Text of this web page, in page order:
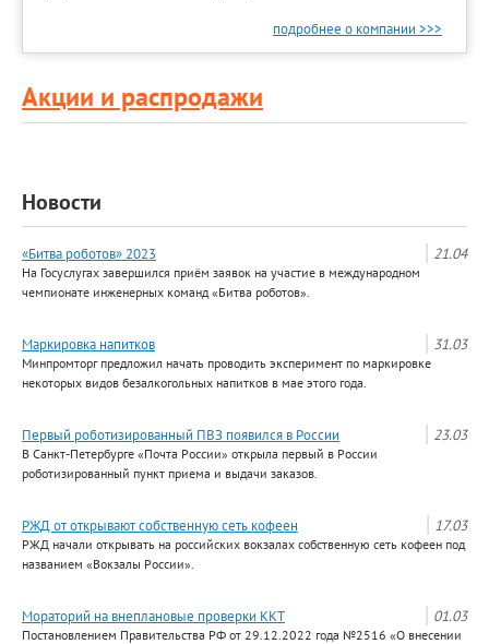
подробнее о компании >>>
Акции и распродажи
Новости
21.04
«Битва роботов» 2023
На Госуслугах завершился приём заявок на участие в международном
чемпионате инженерных команд «Битва роботов».
31.03
Маркировка напитков
Минпромторг предложил начать проводить эксперимент по маркировке
некоторых видов безалкогольных напитков в мае этого года.
23.03
Первый роботизированный ПВЗ появился в России
В Санкт-Петербурге «Почта России» открыла первый в России
роботизированный пункт приема и выдачи заказов.
17.03
РЖД от открывают собственную сеть кофеен
РЖД начали открывать на российских вокзалах собственную сеть кофеен под
названием «Вокзалы России».
01.03
Мораторий на внеплановые проверки ККТ
Постановлением Правительства РФ от 29.12.2022 года №2516 «О внесении